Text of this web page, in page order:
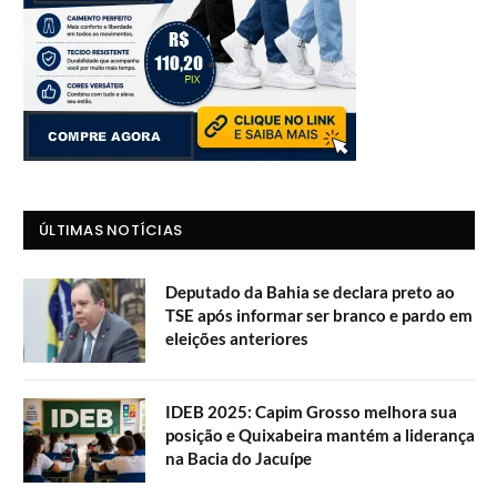
ÚLTIMAS NOTÍCIAS
Deputado da Bahia se declara preto ao
TSE após informar ser branco e pardo em
eleições anteriores
IDEB 2025: Capim Grosso melhora sua
posição e Quixabeira mantém a liderança
na Bacia do Jacuípe